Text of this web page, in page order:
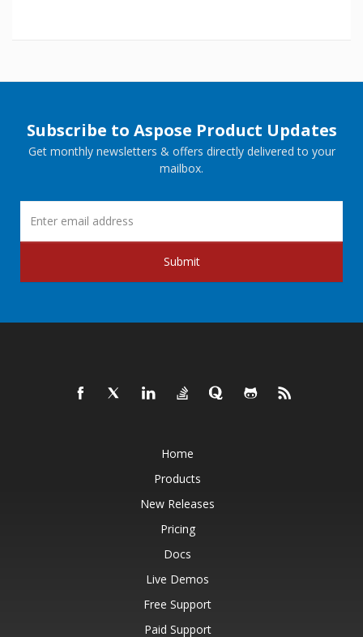
Subscribe to Aspose Product Updates
Get monthly newsletters & offers directly delivered to your
mailbox.
Submit
Home
Products
New Releases
Pricing
Docs
Live Demos
Free Support
Paid Support